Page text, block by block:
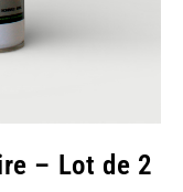
– Lot de 2